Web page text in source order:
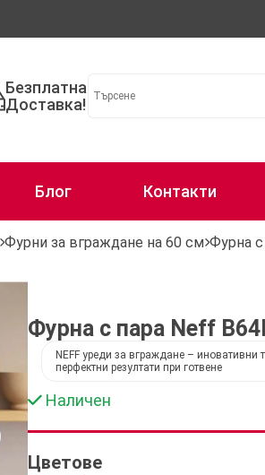
Безплатна
Доставка!
Блог Контакти
Фурни за вграждане на 60 см Фурна
Фурна с пара Neff
NEFF уреди за вграждане – иновативни
перфектни резултати при готвене
Наличен
Цветове